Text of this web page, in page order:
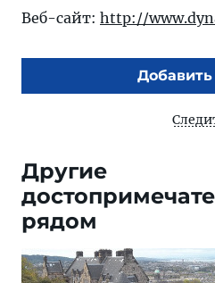
Веб-сайт: http://
Другие
рядом